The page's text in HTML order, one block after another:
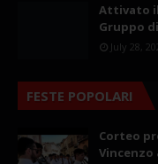
Attivato
Gruppo
July 28,
FESTE POPOLARI
Corteo
Vincenzo